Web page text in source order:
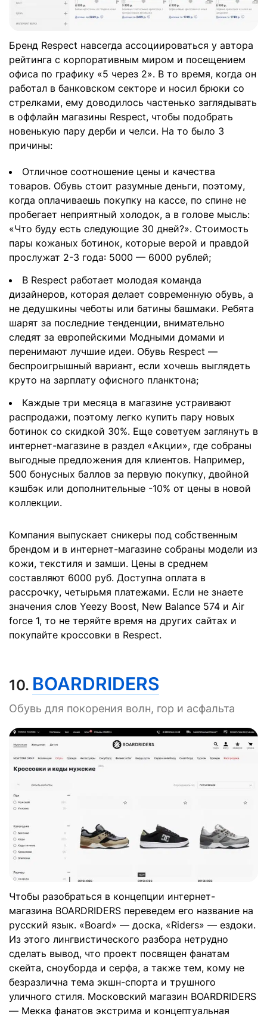
Бренд Respect навсегда ассоциироваться у автора
рейтинга с корпоративным миром и посещением
офиса по графику «5 через 2». В то время, когда он
работал в банковском секторе и носил брюки со
стрелками, ему доводилось частенько заглядывать
в оффлайн магазины Respect, чтобы подобрать
новенькую пару дерби и челси. На то было 3
причины:
Отличное соотношение цены и качества
товаров. Обувь стоит разумные деньги, поэтому,
когда оплачиваешь покупку на кассе, по спине не
пробегает неприятный холодок, а в голове мысль:
«Что буду есть следующие 30 дней?». Стоимость
пары кожаных ботинок, которые верой и правдой
прослужат 2-3 года: 5000 — 6000 рублей;
В Respect работает молодая команда
дизайнеров, которая делает современную обувь, а
не дедушкины чеботы или батины башмаки. Ребята
шарят за последние тенденции, внимательно
следят за европейскими Модными домами и
перенимают лучшие идеи. Обувь Respect —
беспроигрышный вариант, если хочешь выглядеть
круто на зарплату офисного планктона;
Каждые три месяца в магазине устраивают
распродажи, поэтому легко купить пару новых
ботинок со скидкой 30%. Еще советуем заглянуть в
интернет-магазине в раздел «Акции», где собраны
выгодные предложения для клиентов. Например,
500 бонусных баллов за первую покупку, двойной
кэшбэк или дополнительные -10% от цены в новой
коллекции.
Компания выпускает сникеры под собственным
брендом и в интернет-магазине собраны модели из
кожи, текстиля и замши. Цены в среднем
составляют 6000 руб. Доступна оплата в
рассрочку, четырьмя платежами. Если не знаете
значения слов Yeezy Boost, New Balance 574 и Air
force 1, то не теряйте время на других сайтах и
покупайте кроссовки в Respect.
10. BOARDRIDERS
Обувь для покорения волн, гор и асфальта
Чтобы разобраться в концепции интернет-
магазина BOARDRIDERS переведем его название на
русский язык. «Board» — доска, «Riders» — ездоки.
Из этого лингвистического разбора нетрудно
сделать вывод, что проект посвящен фанатам
скейта, сноуборда и серфа, а также тем, кому не
безразлична тема экшн-спорта и трушного
уличного стиля. Московский магазин BOARDRIDERS
— Мекка фанатов экстрима и концептуальная